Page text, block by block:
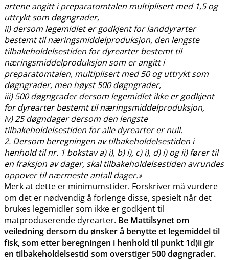
artene angitt i preparatomtalen multiplisert med 1,5 og
uttrykt som døgngrader,
ii) dersom legemidlet er godkjent for landdyrarter
bestemt til næringsmiddelproduksjon, den lengste
tilbakeholdelsestiden for dyrearter bestemt til
næringsmiddelproduksjon som er angitt i
preparatomtalen, multiplisert med 50 og uttrykt som
døgngrader, men høyst 500 døgngrader,
iii) 500 døgngrader dersom legemidlet ikke er godkjent
for dyrearter bestemt til næringsmiddelproduksjon,
iv) 25 døgndager dersom den lengste
tilbakeholdelsestiden for alle dyrearter er null.
2. Dersom beregningen av tilbakeholdelsestiden i
henhold til nr. 1 bokstav a) i), b) i), c) i), d) i) og ii) fører til
en fraksjon av dager, skal tilbakeholdelsestiden avrundes
oppover til nærmeste antall dager.»
Merk at dette er minimumstider. Forskriver må vurdere
om det er nødvendig å forlenge disse, spesielt når det
brukes legemidler som ikke er godkjent til
matproduserende dyrearter. Be Mattilsynet om
veiledning dersom du ønsker å benytte et legemiddel til
fisk, som etter beregningen i henhold til punkt 1d)ii gir
en tilbakeholdelsestid som overstiger 500 døgngrader.